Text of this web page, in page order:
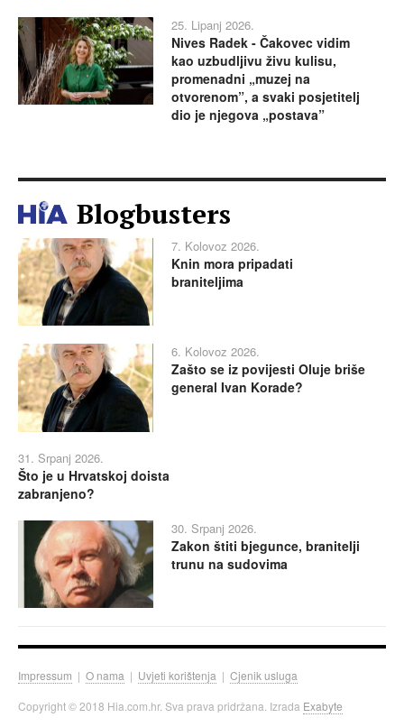
25. Lipanj 2026.
Nives Radek - Čakovec vidim
kao uzbudljivu živu kulisu,
promenadni „muzej na
otvorenom”, a svaki posjetitelj
dio je njegova „postava”
Blogbusters
7. Kolovoz 2026.
Knin mora pripadati
braniteljima
6. Kolovoz 2026.
Zašto se iz povijesti Oluje briše
general Ivan Korade?
31. Srpanj 2026.
Što je u Hrvatskoj doista
zabranjeno?
30. Srpanj 2026.
Zakon štiti bjegunce, branitelji
trunu na sudovima
Impressum | O nama | Uvjeti korištenja | Cjenik usluga
Copyright © 2018 Hia.com.hr. Sva prava pridržana. Izrada Exabyte